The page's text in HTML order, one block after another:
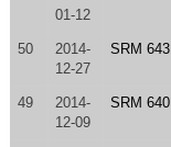
01-12
50
2014-
12-27
SRM 643
49
2014-
12-09
SRM 640